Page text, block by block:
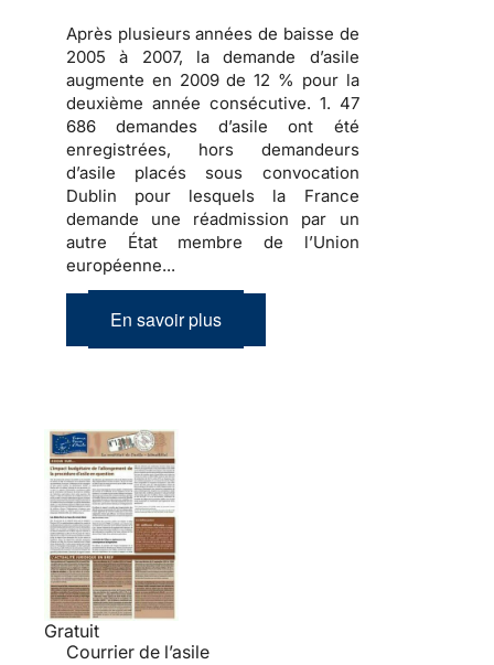
Après plusieurs années de baisse de
2005 à 2007, lademande d’asile
augmente en 2009de 12 % pour la
deuxième année consécutive. 1. 47
686 demandes d’asile ont été
enregistrées, hors demandeurs
d’asile placés sous convocation
Dublin pour lesquels la France
demande une réadmission par un
autre État membre de l’Union
européenne...
En savoir plus
Gratuit
Courrier de l’asile